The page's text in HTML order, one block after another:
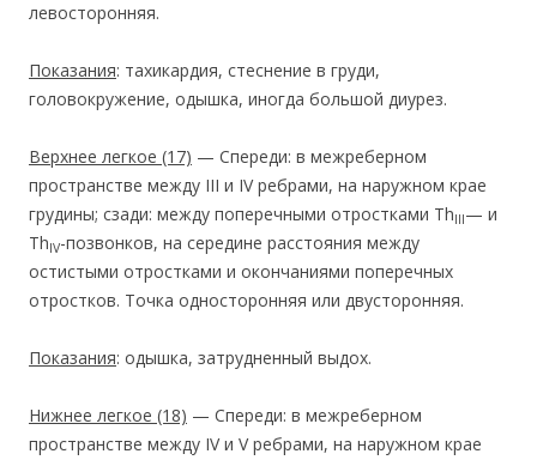
левосторонняя.
Показания: тахикардия, стеснение в груди,
головокружение, одышка, иногда большой диурез.
Верхнее легкое (17) — Спереди: в межреберном
пространстве между III и IV ребрами, на наружном крае
грудины; сзади: между поперечными отростками ТhIII— и
ThIV-позвонков, на середине расстояния между
остистыми отростками и окончаниями поперечных
отростков. Точка односторонняя или двусторонняя.
Показания: одышка, затрудненный выдох.
Нижнее легкое (18) — Спереди: в межреберном
пространстве между IV и V ребрами, на наружном крае